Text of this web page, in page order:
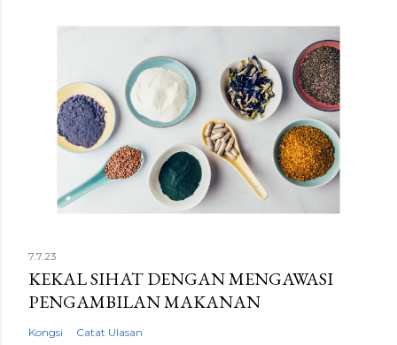
7.7.23
KEKAL SIHAT DENGAN MENGAWASI
PENGAMBILAN MAKANAN
Kongsi Catat Ulasan